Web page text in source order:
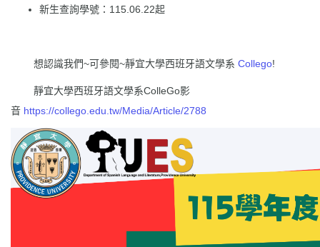
新生查詢學號：115.06.22起
想認識我們~可參閱~靜宜大學西班牙語文學系 Collego!
靜宜大學西班牙語文學系ColleGo影
音 https://collego.edu.tw/Media/Article/2788